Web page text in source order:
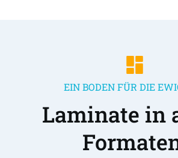
EIN BODEN FÜR DIE
Laminate in